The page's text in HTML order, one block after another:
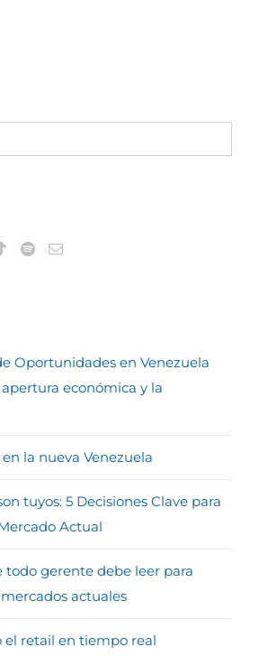
Oportunidades en Venezuela
económica y la
la nueva Venezuela
tuyos: 5 Decisiones Clave para
Actual
todo gerente debe leer para
actuales
el retail en tiempo real